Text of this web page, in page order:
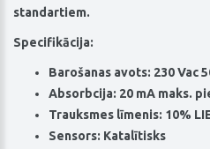
standartiem.
Specifikācija:
Barošanas avots: 230 Vac
Absorbcija: 20 mA maks.
Trauksmes līmenis: 10%
Sensors: Katalītisks